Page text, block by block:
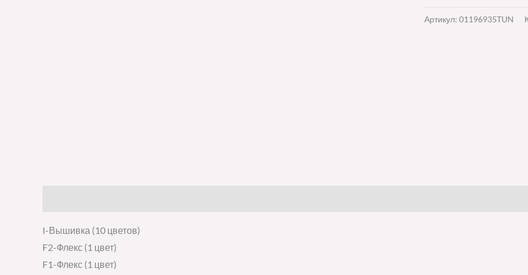
Артикул: 01196935TUN
I-Вышивка (10 цветов)
F2-Флекс (1 цвет)
F1-Флекс (1 цвет)